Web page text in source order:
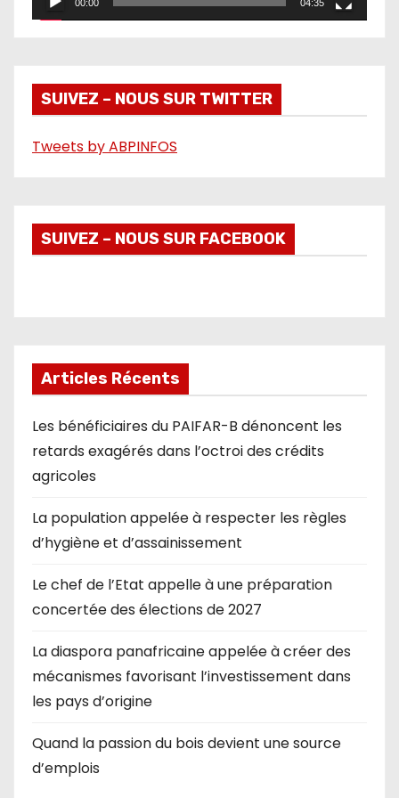
v
o
00:00 04:35
SUIVEZ – NOUS SUR TWITTER
Tweets by ABPINFOS
SUIVEZ – NOUS SUR FACEBOOK
Articles Récents
Les bénéficiaires du PAIFAR-B dénoncent les
retards exagérés dans l’octroi des crédits
agricoles
La population appelée à respecter les règles
d’hygiène et d’assainissement
Le chef de l’Etat appelle à une préparation
concertée des élections de 2027
La diaspora panafricaine appelée à créer des
mécanismes favorisant l’investissement dans
les pays d’origine
Quand la passion du bois devient une source
d’emplois